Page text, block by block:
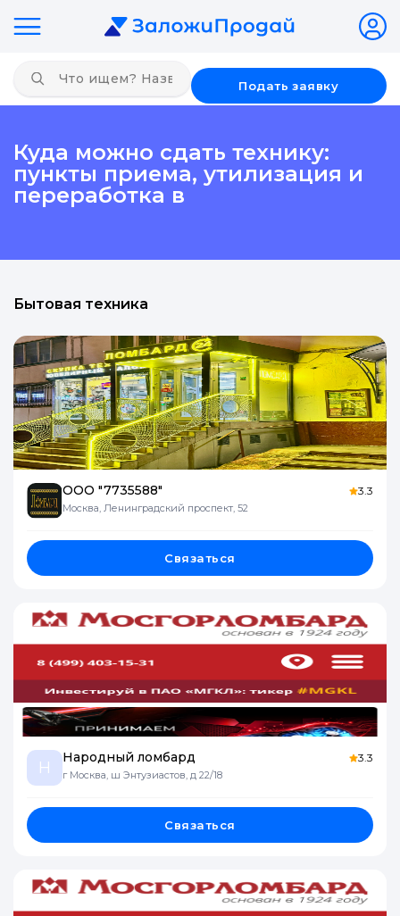
Подать заявку
Куда можно сдать технику:
пункты приема, утилизация и
переработка в
Бытовая техника
ООО "7735588"
Москва, Ленинградский проспект, 52
3.3
Связаться
Н
Народный ломбард
г Москва, ш Энтузиастов, д 22/18
3.3
Связаться